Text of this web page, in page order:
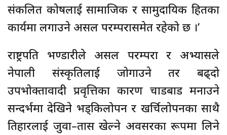
संकलित कोषलाई सामाजिक र सामुदायिक हितका
कार्यमा लगाउने असल परम्परासमेत रहेको छ ।’
राष्ट्रपति भण्डारीले असल परम्परा र अभ्यासले
नेपाली संस्कृतिलाई जोगाउने तर बढ्दो
उपभोक्तावादी प्रवृत्तिका कारण चाडबाड मनाउने
सन्दर्भमा देखिने भड्किलोपन र खर्चिलोपनका साथै
तिहारलाई जुवा–तास खेल्ने अवसरका रूपमा लिने